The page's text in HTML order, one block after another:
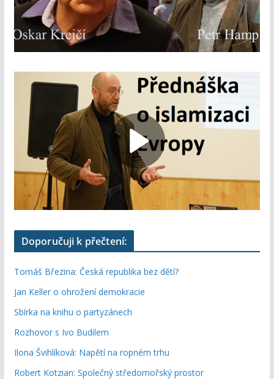
Doporučuji k přečtení:
Tomáš Březina: Česká republika bez dětí?
Jan Keller o ohrožení demokracie
Sbírka na knihu o partyzánech
Rozhovor s Ivo Budilem
Ilona Švihlíková: Napětí na ropném trhu
Robert Kotzian: Společný středomořský prostor